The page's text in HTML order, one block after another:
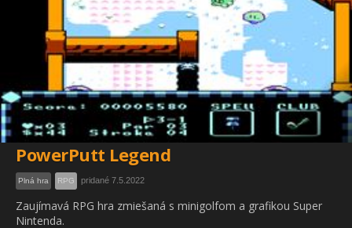
PowerPutt Legend
Plná hra RPG pridané 7.5.2022
Zaujímavá RPG hra zmiešaná s minigolfom a grafikou Super
Nintenda.